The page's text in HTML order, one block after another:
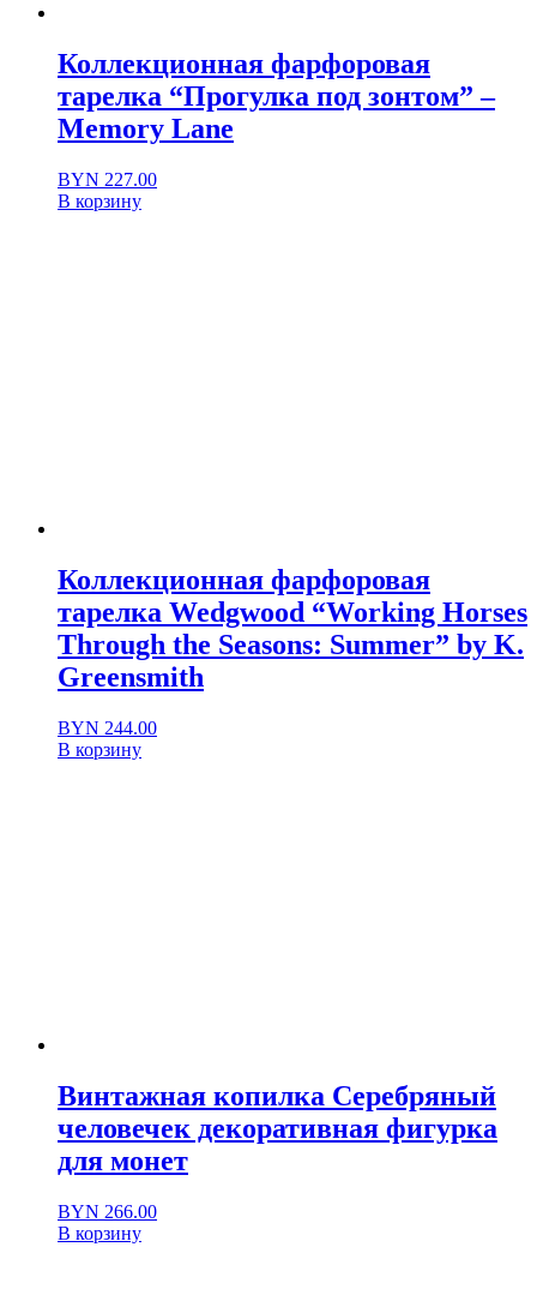
Коллекционная фарфоровая
тарелка “Прогулка под зонтом” –
Memory Lane
BYN 227.00
В корзину
Коллекционная фарфоровая
тарелка Wedgwood “Working Horses
Through the Seasons: Summer” by K.
Greensmith
BYN 244.00
В корзину
Винтажная копилка Серебряный
человечек декоративная фигурка
для монет
BYN 266.00
В корзину